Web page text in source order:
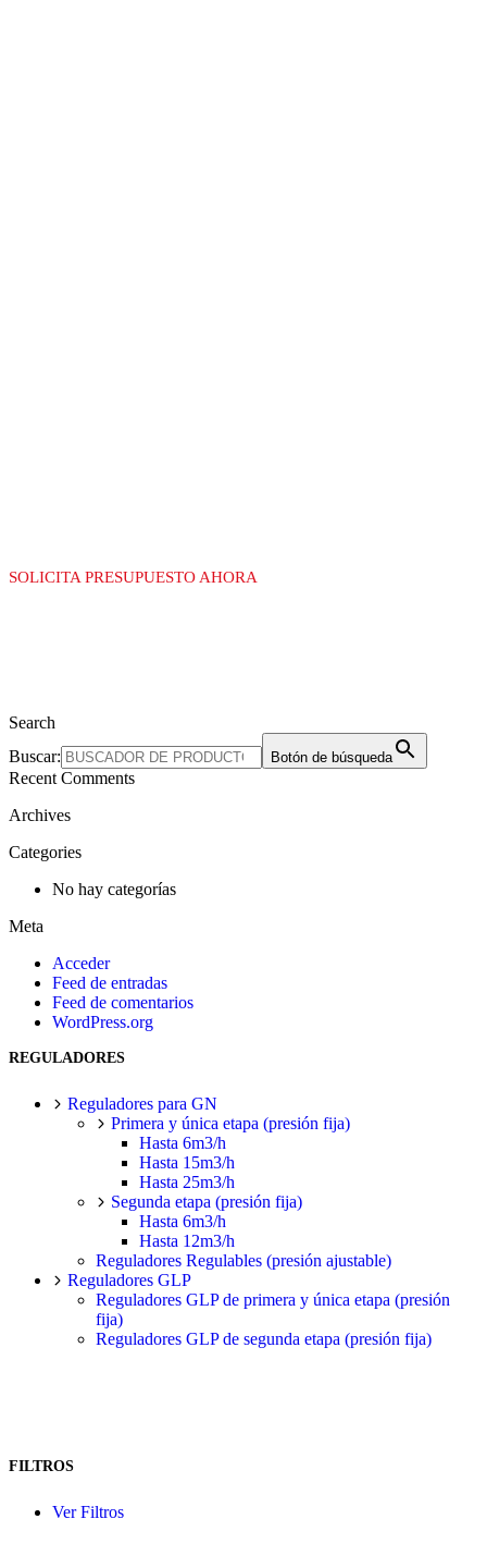
SOLICITA PRESUPUESTO AHORA
Search
Buscar:
Botón de búsqueda
Recent Comments
Archives
Categories
No hay categorías
Meta
Acceder
Feed de entradas
Feed de comentarios
WordPress.org
REGULADORES
Reguladores para GN
Primera y única etapa (presión fija)
Hasta 6m3/h
Hasta 15m3/h
Hasta 25m3/h
Segunda etapa (presión fija)
Hasta 6m3/h
Hasta 12m3/h
Reguladores Regulables (presión ajustable)
Reguladores GLP
Reguladores GLP de primera y única etapa (presión
fija)
Reguladores GLP de segunda etapa (presión fija)
FILTROS
Ver Filtros